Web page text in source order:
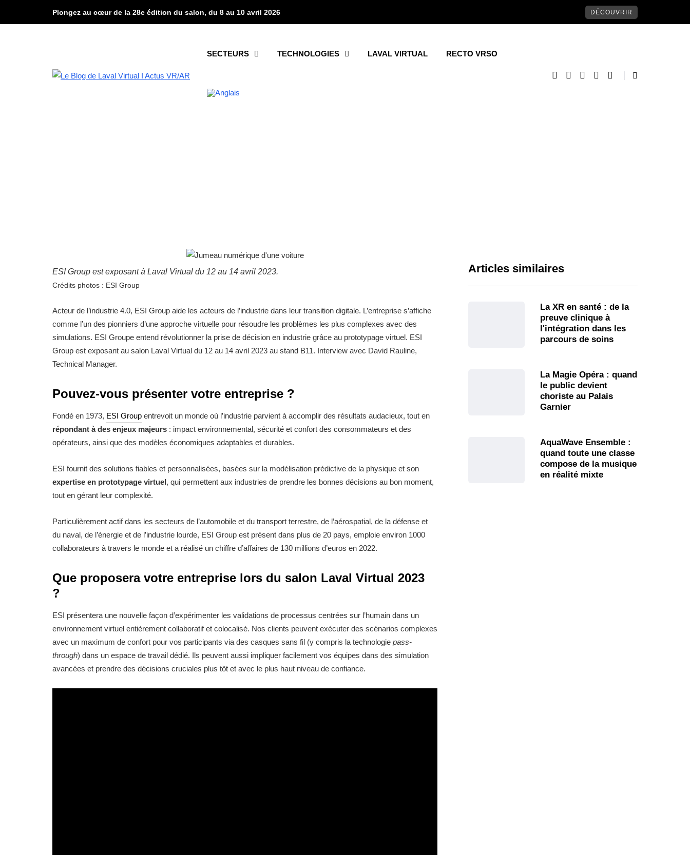
Plongez au cœur de la 28e édition du salon, du 8 au 10 avril 2026 DÉCOUVRIR
SECTEURS TECHNOLOGIES LAVAL VIRTUAL RECTO VRSO
Léa Paule
ESI Group est exposant à Laval Virtual du 12 au 14 avril 2023.
Crédits photos : ESI Group
Acteur de l’industrie 4.0, ESI Group aide les acteurs de l’industrie dans leur transition digitale. L’entreprise s’affiche
comme l’un des pionniers d’une approche virtuelle pour résoudre les problèmes les plus complexes avec des
simulations. ESI Groupe entend révolutionner la prise de décision en industrie grâce au prototypage virtuel. ESI
Group est exposant au salon Laval Virtual du 12 au 14 avril 2023 au stand B11. Interview avec David Rauline,
Technical Manager.
Pouvez-vous présenter votre entreprise ?
Fondé en 1973, ESI Group entrevoit un monde où l’industrie parvient à accomplir des résultats audacieux, tout en
répondant à des enjeux majeurs : impact environnemental, sécurité et confort des consommateurs et des
opérateurs, ainsi que des modèles économiques adaptables et durables.
ESI fournit des solutions fiables et personnalisées, basées sur la modélisation prédictive de la physique et son
expertise en prototypage virtuel, qui permettent aux industries de prendre les bonnes décisions au bon moment,
tout en gérant leur complexité.
Particulièrement actif dans les secteurs de l’automobile et du transport terrestre, de l’aérospatial, de la défense et
du naval, de l’énergie et de l’industrie lourde, ESI Group est présent dans plus de 20 pays, emploie environ 1000
collaborateurs à travers le monde et a réalisé un chiffre d’affaires de 130 millions d’euros en 2022.
Que proposera votre entreprise lors du salon Laval Virtual 2023
?
ESI présentera une nouvelle façon d’expérimenter les validations de processus centrées sur l’humain dans un
environnement virtuel entièrement collaboratif et colocalisé. Nos clients peuvent exécuter des scénarios complexes
avec un maximum de confort pour vos participants via des casques sans fil (y compris la technologie pass-
through) dans un espace de travail dédié. Ils peuvent aussi impliquer facilement vos équipes dans des simulation
avancées et prendre des décisions cruciales plus tôt et avec le plus haut niveau de confiance.
Articles similaires
La XR en santé : de la
preuve clinique à
l'intégration dans les
parcours de soins
La Magie Opéra : quand
le public devient
choriste au Palais
Garnier
AquaWave Ensemble :
quand toute une classe
compose de la musique
en réalité mixte